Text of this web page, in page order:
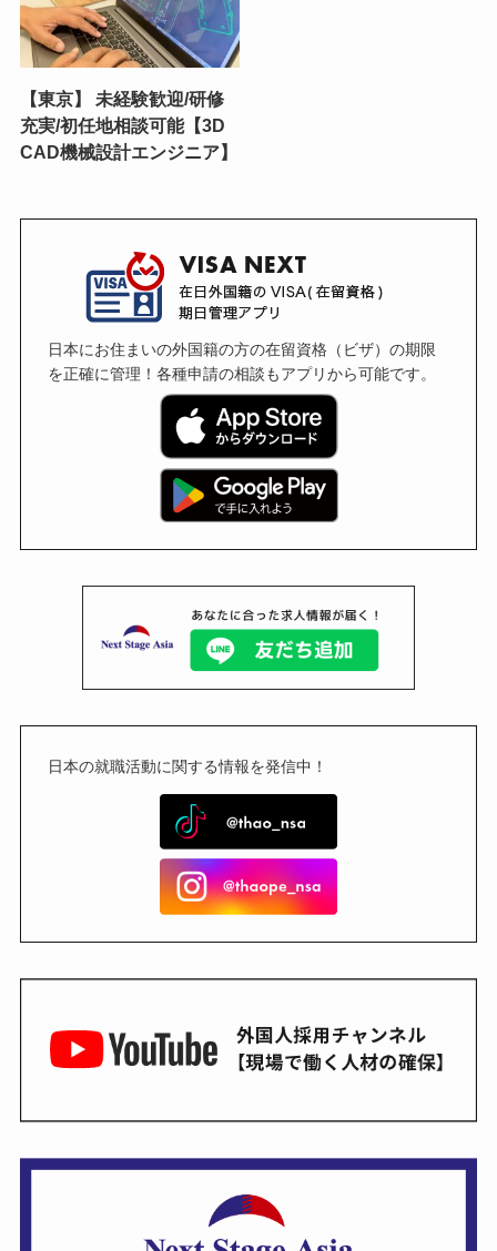
【東京】 未経験歓迎/研修
充実/初任地相談可能【3D
CAD機械設計エンジニア】
日本にお住まいの外国籍の方の在留資格（ビザ）の期限
を正確に管理！各種申請の相談もアプリから可能です。
日本の就職活動に関する情報を発信中！